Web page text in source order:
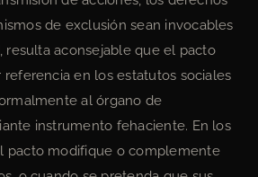
de exclusión sean invocables
resulta aconsejable que el pacto
en los estatutos sociales
al órgano de
instrumento fehaciente. En los
pacto modifique o complemente